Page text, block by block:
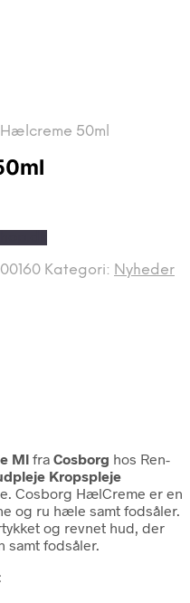
50ml
Kategori: Nyheder
Ml fra Cosborg hos Ren-
Kropspleje
Cosborg HælCreme er en
og ru hæle samt fodsåler.
og revnet hud, der
samt fodsåler.